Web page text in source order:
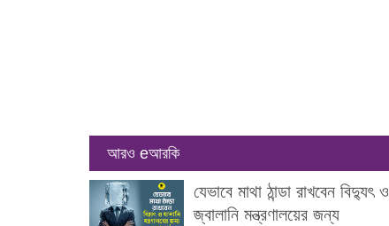
আরও eআরকি
যেভাবে মাথা ঠান্ডা রাখবেন বিদ্যুৎ ও
জ্বালানি মন্ত্রণালয়ের জন্য